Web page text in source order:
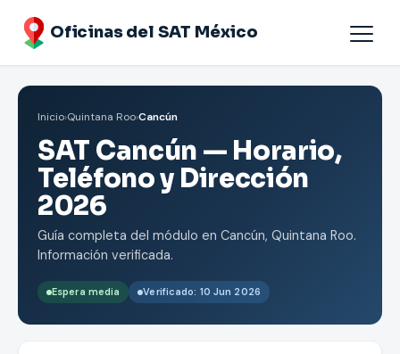
Oficinas del SAT México
Oficinas por Estados
Inicio›Quintana Roo›Cancún
SAT Cancún — Horario,
Teléfono y Dirección
2026
Guía completa del módulo en Cancún, Quintana Roo.
Información verificada.
Espera media Verificado: 10 Jun 2026